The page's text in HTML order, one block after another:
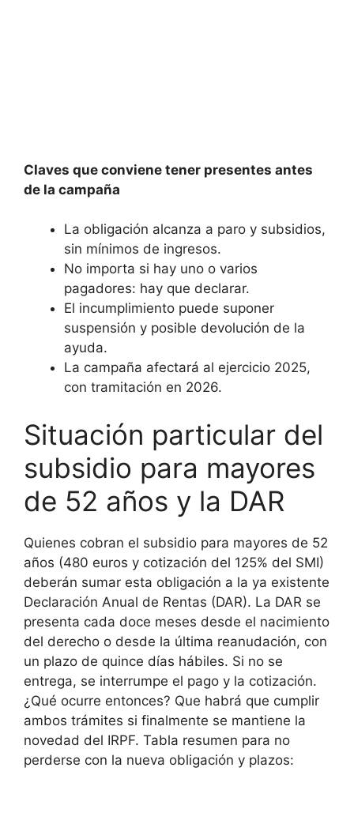
Claves que conviene tener presentes antes
de la campaña
La obligación alcanza a paro y subsidios,
sin mínimos de ingresos.
No importa si hay uno o varios
pagadores: hay que declarar.
El incumplimiento puede suponer
suspensión y posible devolución de la
ayuda.
La campaña afectará al ejercicio 2025,
con tramitación en 2026.
Situación particular del
subsidio para mayores
de 52 años y la DAR
Quienes cobran el subsidio para mayores de 52
años (480 euros y cotización del 125% del SMI)
deberán sumar esta obligación a la ya existente
Declaración Anual de Rentas (DAR). La DAR se
presenta cada doce meses desde el nacimiento
del derecho o desde la última reanudación, con
un plazo de quince días hábiles. Si no se
entrega, se interrumpe el pago y la cotización.
¿Qué ocurre entonces? Que habrá que cumplir
ambos trámites si finalmente se mantiene la
novedad del IRPF. Tabla resumen para no
perderse con la nueva obligación y plazos: